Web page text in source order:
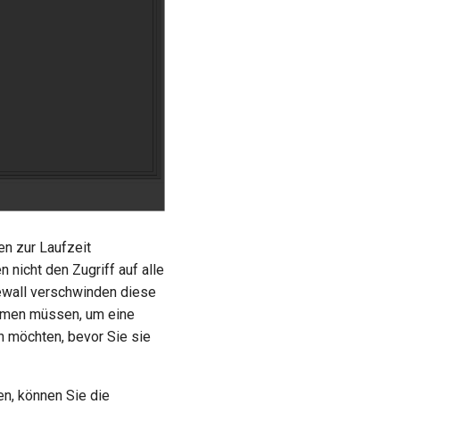
zur Laufzeit
nicht den Zugriff auf alle
verschwinden diese
müssen, um eine
möchten, bevor Sie sie
können Sie die